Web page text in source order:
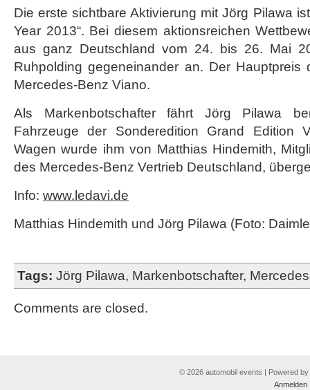
Die erste sichtbare Aktivierung mit Jörg Pilawa
Year 2013“. Bei diesem aktionsreichen
aus ganz Deutschland vom 24. bis 26. Mai
Ruhpolding gegeneinander an. Der Hauptpreis
Mercedes-Benz Viano.
Als Markenbotschafter fährt Jörg Pilawa
Fahrzeuge der Sonderedition Grand Edition
Wagen wurde ihm von Matthias Hindemith,
des Mercedes-Benz Vertrieb Deutschland,
Info: www.ledavi.de
Matthias Hindemith und Jörg Pilawa (Foto:
Tags: Jörg Pilawa, Markenbotschafter,
Comments are closed.
© 2026 automobil events | Powered by
Anmelden|